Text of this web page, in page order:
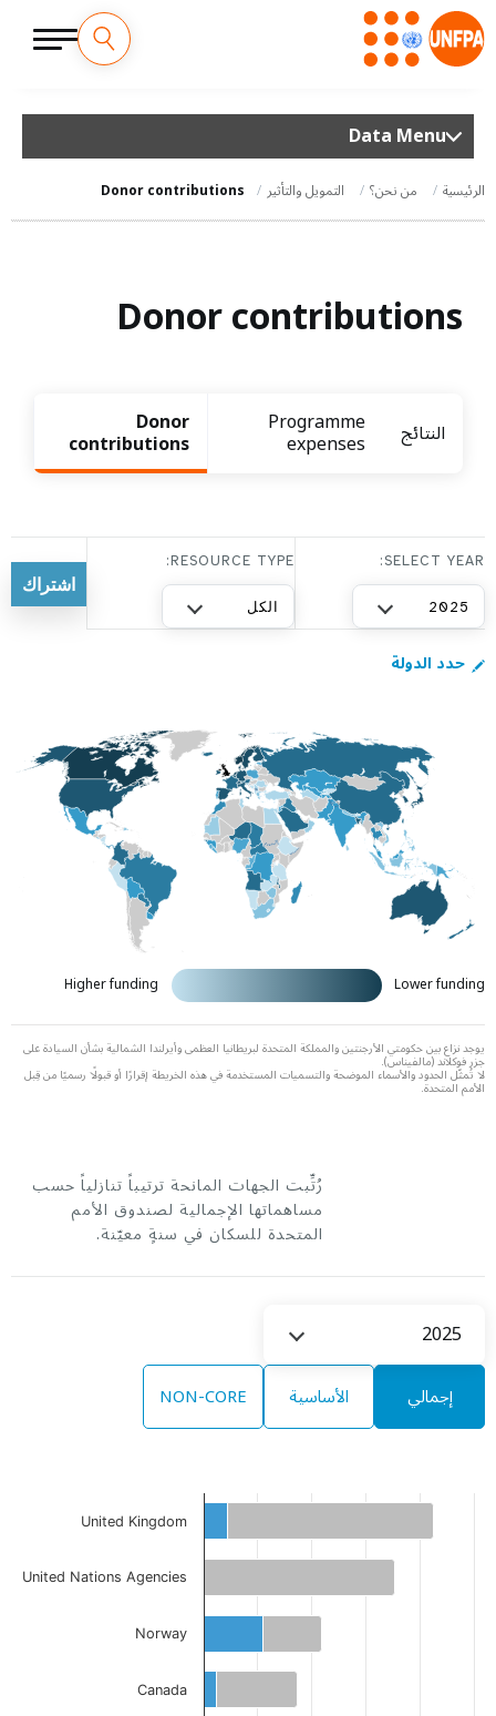
إلى
المحتوى
الرئيسي
M
n
t
o
n
Data Menu
الرئيسية من نحن؟ التمويل والتأثير Donor contributions
Donor contributions
النتائج Programme
expenses
Donor
contributions
SELECT YEAR:
2025
RESOURCE TYPE:
الكل
حدد الدولة
Lower funding
Higher funding
يوجد نزاع بين حكومتي الأرجنتين والمملكة المتحدة لبريطانيا العظمى وأيرلندا الشمالية بشأن السيادة على
جزر فوكلاند (مالفيناس).
لا تُمثّل الحدود والأسماء الموضحة والتسميات المستخدمة في هذه الخريطة إقرارًا أو قبولًا رسميًا من قِبل
الأمم المتحدة.
رُتِّبت الجهات المانحة ترتيباً تنازلياً حسب
مساهماتها الإجمالية لصندوق الأمم
المتحدة للسكان في سنةٍ معيّنة.
Year
2025
إجمالي الأساسية NON-CORE
United Kingdom
United Nations Agencies
Norway
Canada